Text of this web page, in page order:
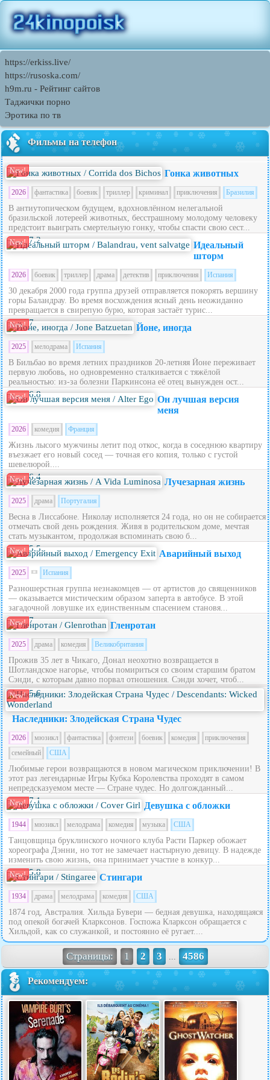
https://erkiss.live/
https://rusoska.com/
h9m.ru - Рейтинг сайтов
Таджички порно
Эротика по тв
Фильмы на телефон
New! Гонка животных
2026 фантастика боевик триллер криминал приключения Бразилия
В антиутопическом будущем, вдохновлённом нелегальной
бразильской лотереей животных, бесстрашному молодому человеку
предстоит выиграть смертельную гонку, чтобы спасти свою сест...
New! 7.2
Идеальный
шторм
2026 боевик триллер драма детектив приключения Испания
30 декабря 2000 года группа друзей отправляется покорять вершину
горы Баландрау. Во время восхождения ясный день неожиданно
превращается в свирепую бурю, которая застаёт турис...
New! 7 Йоне, иногда
2025 мелодрама Испания
В Бильбао во время летних праздников 20‑летняя Йоне переживает
первую любовь, но одновременно сталкивается с тяжёлой
реальностью: из‑за болезни Паркинсона её отец вынужден ост...
New! 6.8
Он лучшая версия
меня
2026 комедия Франция
Жизнь лысого мужчины летит под откос, когда в соседнюю квартиру
въезжает его новый сосед — точная его копия, только с густой
шевелюрой....
New! 6.4 Лучезарная жизнь
2025 драма Португалия
Весна в Лиссабоне. Николау исполняется 24 года, но он не собирается
отмечать свой день рождения. Живя в родительском доме, мечтая
стать музыкантом, продолжая вспоминать свою б...
New! 5.5 Аварийный выход
2025 Испания
Разношерстная группа незнакомцев — от артистов до священников
— оказывается мистическим образом заперта в автобусе. В этой
загадочной ловушке их единственным спасением становя...
New! 7 Гленротан
2025 драма комедия Великобритания
Прожив 35 лет в Чикаго, Донал неохотно возвращается в
Шотландское нагорье, чтобы помириться со своим старшим братом
Сэнди, с которым давно порвал отношения. Сэнди хочет, чтоб...
New! 5.6
Наследники: Злодейская Страна Чудес
2026 мюзикл фантастика фэнтези боевик комедия
приключения
семейный
США
Любимые герои возвращаются в новом магическом приключении! В
этот раз легендарные Игры Кубка Королевства проходят в самом
непредсказуемом месте — Стране чудес. Но долгожданный...
New! 7.1 Девушка с обложки
1944 мюзикл мелодрама комедия музыка США
Танцовщица бруклинского ночного клуба Расти Паркер обожает
хореографа Дэнни, но тот не замечает настырную девицу. В надежде
изменить свою жизнь, она принимает участие в конкур...
New! 5.8 Стингари
1934 драма мелодрама комедия США
1874 год, Австралия. Хильда Бувери — бедная девушка, находящаяся
под опекой богачей Кларксонов. Госпожа Кларксон обращается с
Хильдой, как со служанкой, и постоянно её ругает....
Страницы: 1 2 3 ... 4586
Рекомендуем: